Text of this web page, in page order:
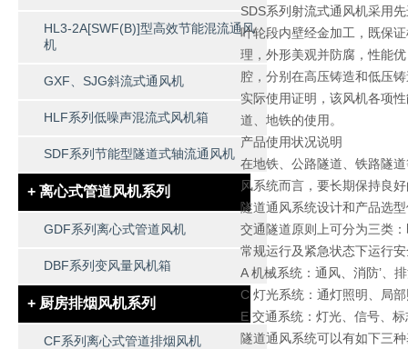
HL3-2A[SWF(B)]型高效节能混流通风
机
GXF、SJG斜流式通风机
HLF系列低噪声混流式风机箱
SDF系列节能型隧道式轴流通风机
+ 离心式管道风机系列
GDF系列离心式管道风机
DBF系列变风量风机箱
+ 厨房排烟风机系列
CF系列离心式管道排烟风机
SDS系列射流式通风机采用
叶轮段内壁经金加工，既保
理，外形美观并防腐，性能
腔，分别在高压铸造和低压
实际使用证明，该风机各项
道、地铁的使用。
产品使用状况说明
在地铁、公路隧道、铁路隧
风系统而言，要长期保持良
隧道通风系统设计和产品选
交通隧道原则上可分为三类
常规运行及紧急状态下运行
A 机械系统：通风、消防’、
C 灯光系统：通灯照明、局
E 交通系统：灯光、信号、
隧道通风系统可以有如下三